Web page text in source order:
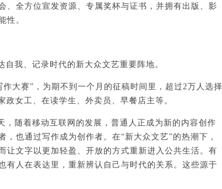
、全方位宣发资源、专属奖杯与证书，并拥有出版、影
性。
我、记录时代的新大众文艺重要阵地。
大赛”，为期不到一个月的征稿时间里，超过2万人选择
女工、在读学生、外卖员、早餐店主等。
随着移动互联网的发展，普通人正成为新的内容创作
也通过写作成为创作者。在“新大众文艺”的热潮下，
让文字以更加轻盈、开放的方式重新进入公共生活。有
有人在表达里，重新辨认自己与时代的关系。这些源于